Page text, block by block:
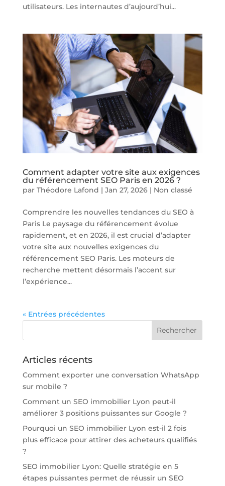
utilisateurs. Les internautes d’aujourd’hui...
Comment adapter votre site aux exigences
du référencement SEO Paris en 2026 ?
par Théodore Lafond | Jan 27, 2026| Non classé
Comprendre les nouvelles tendances du SEO à
Paris Le paysage du référencement évolue
rapidement, et en 2026, il est crucial d’adapter
votre site aux nouvelles exigences du
référencement SEO Paris. Les moteurs de
recherche mettent désormais l’accent sur
l’expérience...
« Entrées précédentes
Articles récents
Comment exporter une conversation WhatsApp
sur mobile ?
Comment un SEO immobilier Lyon peut-il
améliorer 3 positions puissantes sur Google ?
Pourquoi un SEO immobilier Lyon est-il 2 fois
plus efficace pour attirer des acheteurs qualifiés
?
SEO immobilier Lyon: Quelle stratégie en 5
étapes puissantes permet de réussir un SEO